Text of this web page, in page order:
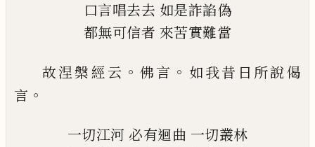
口言唱去去 如是詐諂偽
都無可信者 來苦實難當
故涅槃經云 。佛言 。 如我昔日所說偈
言 。
一切江河 必有迴曲 一切叢林